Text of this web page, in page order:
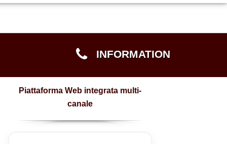
INFORMATION
Piattaforma Web integrata multi-
canale